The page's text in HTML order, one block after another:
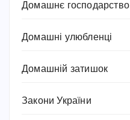
Домашнє господарство
Домашні улюбленці
Домашній затишок
Закони України